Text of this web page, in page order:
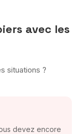
avec les
situations ?
devez encore